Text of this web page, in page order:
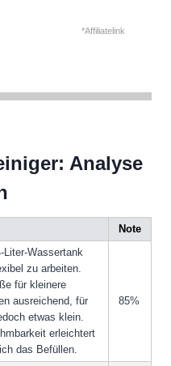
*Affiliatelink
Analyse
Note
Liter-Wassertank
zu arbeiten.
für kleinere
ausreichend, für
etwas klein.
erleichtert
das Befüllen.
85%